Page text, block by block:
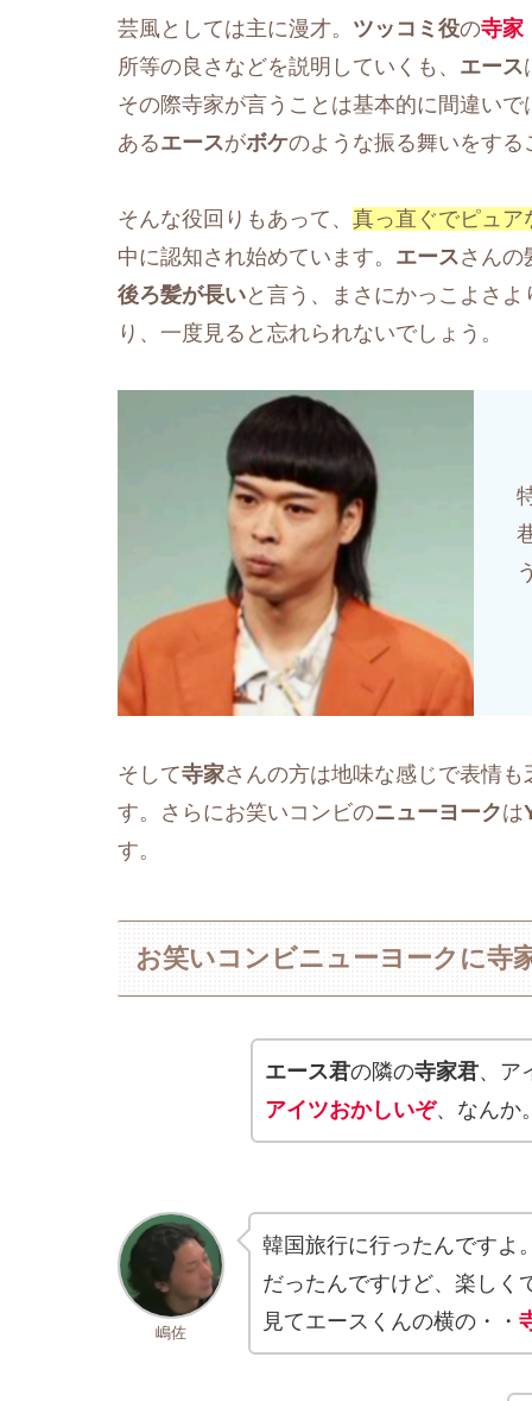
芸風としては主に漫才。 ツッコミ役の寺家
所等の良さなどを説明していくも、 エース
その際寺家が言うことは基本的に間違い
あるエースがボケのような振る舞いをす
そんな役回りもあって、 真っ直ぐでピュア
中に認知され始めています。 エースさんの
後ろ髪が長いと言う、まさにかっこよさよ
り、一度見ると忘れられないでしょう。
そして寺家さんの方は地味な感じで表情
す。さらにお笑いコンビのニューヨークは
す。
お笑いコンビニューヨークに寺
エース君の隣の寺家君、ア
アイツおかしいぞ、なんか
嶋佐
韓国旅行に行ったんですよ
だったんですけど、楽しく
見てエースくんの横の・・